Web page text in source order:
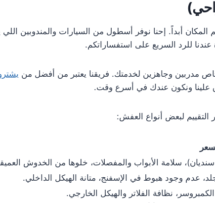
أبداً. إحنا نوفر أسطول من السيارات والمندوبين
عندنا للرد السريع على استفساراتكم.
مدربين وجاهزين لخدمتك. فريقنا يعتبر من أفضل من
علينا ونكون عندك في أسرع وقت.
التقييم لبعض أنواع العفش:
سلامة الأبواب والمفصلات، خلوها من الخدوش
عدم وجود هبوط في الإسفنج، متانة الهيكل الداخلي.
نظافة الفلاتر والهيكل الخارجي.